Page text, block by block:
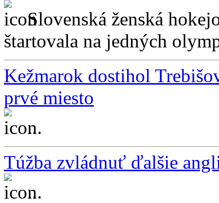
Slovenská ženská
štartovala na jedných
Kežmarok dostihol
prvé miesto
...
Túžba zvládnuť ďalšie
...